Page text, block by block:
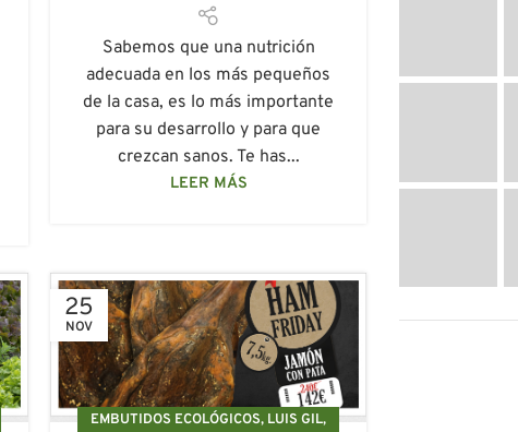
Sabemos que una nutrición
adecuada en los más pequeños
de la casa, es lo más importante
para su desarrollo y para que
crezcan sanos. Te has...
LEER MÁS
25
NOV
EMBUTIDOS ECOLÓGICOS, LUIS GIL,